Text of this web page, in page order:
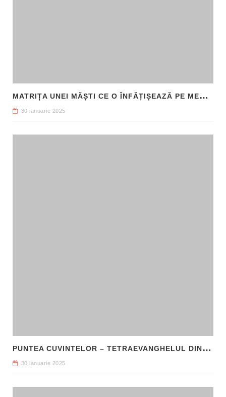
M
ATRIȚA UNEI MĂȘTI CE O ÎNFĂȚIȘEAZĂ PE MEDUSA, DESCOPERITĂ ÎN SICILIA
30 ianuarie 2025
P
UNTEA CUVINTELOR – TETRAEVANGHELUL DIN 1561 ȘI NAȘTEREA LIMBII ROMÂNE LITERARE
30 ianuarie 2025